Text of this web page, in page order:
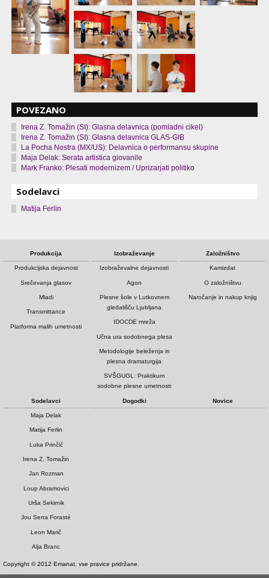
POVEZANO
Irena Z. Tomažin (SI): Glasna delavnica (pomladni cikel)
Irena Z. Tomažin (SI): Glasna delavnica GLAS-GIB
La Pocha Nostra (MX/US): Delavnica o performansu skupine
Maja Delak: Serata artistica giovanile
Mark Franko: Plesati modernizem / Uprizarjati politiko
Sodelavci
Matija Ferlin
Produkcija
Produkcijska dejavnost
Srečevanja glasov
Mladi
Transmittance
Platforma malih umetnosti
Izobraževanje
Izobraževalne dejavnosti
Agon
Plesne šole v Lutkovnem
gledališču Ljubljana
IDOCDE mreža
Učna ura sodobnega plesa
Metodologije beleženja in
plesna dramaturgija
SVŠGUGL: Praktikum
sodobne plesne umetnosti
Založništvo
Kamizdat
O založništvu
Naročanje in nakup knjig
Sodelavci
Maja Delak
Matija Ferlin
Luka Prinčič
Irena Z. Tomažin
Jan Rozman
Loup Abramovici
Urša Sekirnik
Jou Serra Forasté
Leon Marič
Alja Branc
Dogodki Novice
Copyright © 2012 Emanat, vse pravice pridržane.